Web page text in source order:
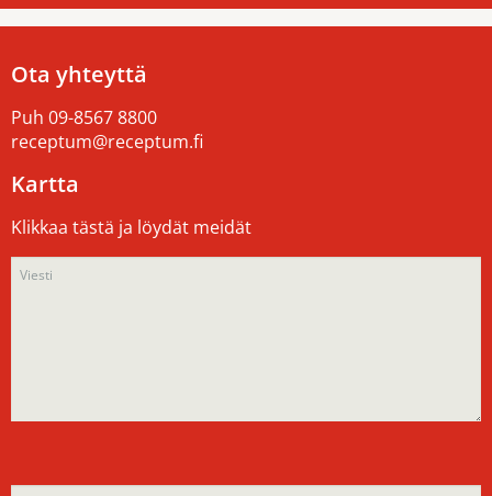
Ota yhteyttä
Puh 09-8567 8800
receptum@receptum.fi
Kartta
Klikkaa tästä ja löydät meidät
leave
Please